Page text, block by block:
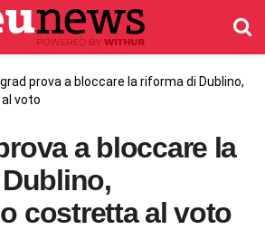
prova a bloccare la riforma di Dublino,
voto
a bloccare la
costretta al voto